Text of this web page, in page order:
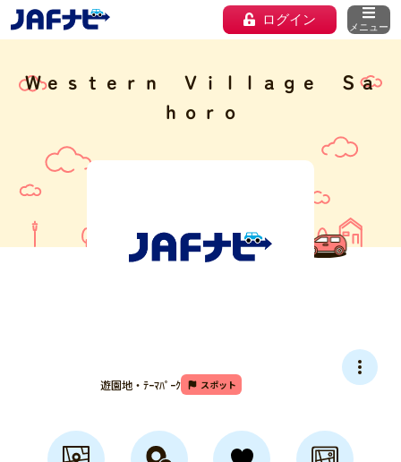
ログイン メニュー
Ｗｅｓｔｅｒｎ Ｖｉｌｌａｇｅ Ｓａ
ｈｏｒｏ
遊園地・ﾃｰﾏﾊﾟｰｸ スポット